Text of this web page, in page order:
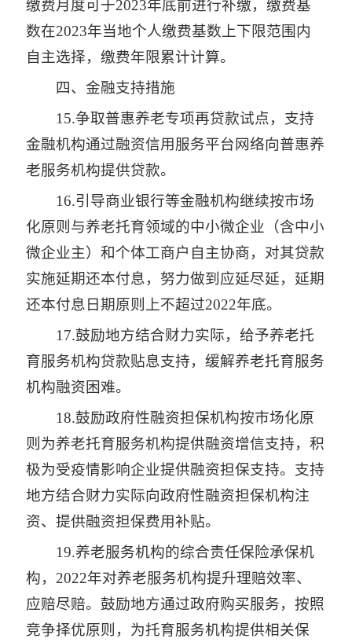
缴费月度可于2023年底前进行补缴，缴费基
数在2023年当地个人缴费基数上下限范围内
自主选择，缴费年限累计计算。
四、金融支持措施
15.争取普惠养老专项再贷款试点，支持
金融机构通过融资信用服务平台网络向普惠养
老服务机构提供贷款。
16.引导商业银行等金融机构继续按市场
化原则与养老托育领域的中小微企业（含中小
微企业主）和个体工商户自主协商，对其贷款
实施延期还本付息，努力做到应延尽延，延期
还本付息日期原则上不超过2022年底。
17.鼓励地方结合财力实际，给予养老托
育服务机构贷款贴息支持，缓解养老托育服务
机构融资困难。
18.鼓励政府性融资担保机构按市场化原
则为养老托育服务机构提供融资增信支持，积
极为受疫情影响企业提供融资担保支持。支持
地方结合财力实际向政府性融资担保机构注
资、提供融资担保费用补贴。
19.养老服务机构的综合责任保险承保机
构，2022年对养老服务机构提升理赔效率、
应赔尽赔。鼓励地方通过政府购买服务，按照
竞争择优原则，为托育服务机构提供相关保